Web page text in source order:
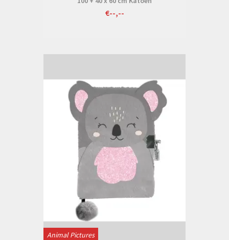
€--,--
Animal Pictures